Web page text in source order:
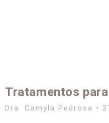
Tratamentos
Dra. Camyla Pedrosa